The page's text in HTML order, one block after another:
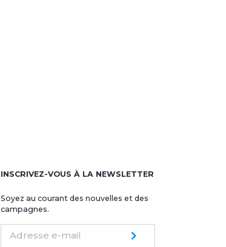
INSCRIVEZ-VOUS À LA NEWSLETTER
Soyez au courant des nouvelles et des
campagnes.
Adresse e-mail